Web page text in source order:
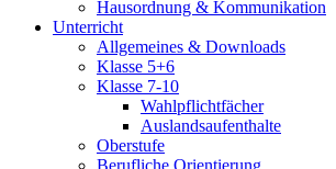
Hausordnung & Kommunikation
Unterricht
Allgemeines & Downloads
Klasse 5+6
Klasse 7-10
Wahlpflichtfächer
Auslandsaufenthalte
Oberstufe
Berufliche Orientierung